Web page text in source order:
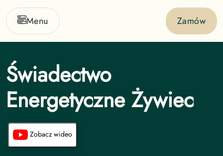
Menu Zamów
Świadectwo
Energetyczne Żywiec
Zobacz wideo